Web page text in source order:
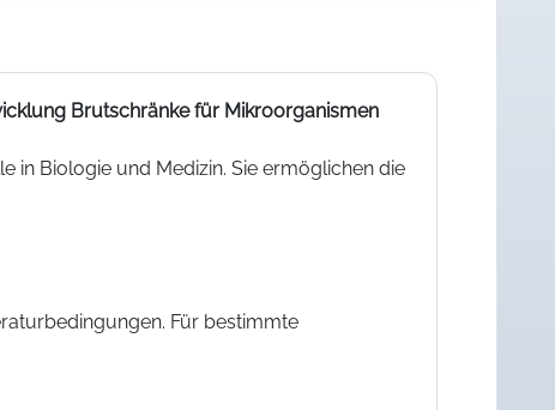
Brutschränke für Mikroorganismen
in Biologie und Medizin. Sie ermöglichen die
Für bestimmte